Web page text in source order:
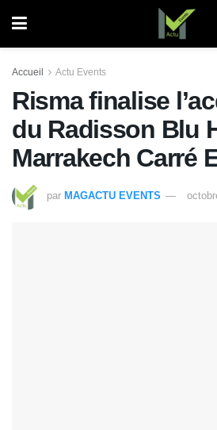
Accueil Actu Events
Risma finalise
du Radisson Blu
Marrakech Carré
par MAGACTU EVENTS